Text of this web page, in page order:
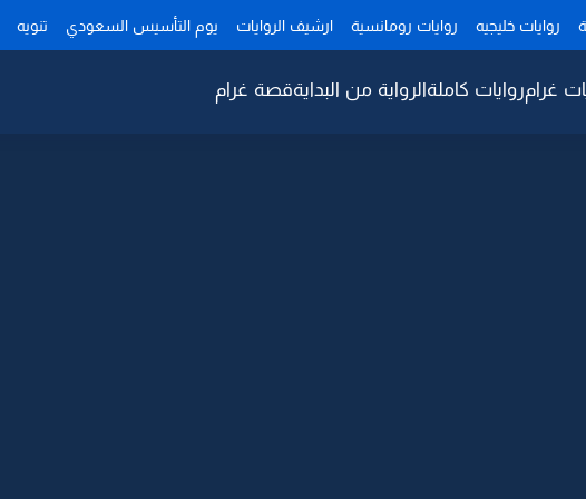
روايات خليجيه روايات رومانسية ارشيف الروايات يوم التأسيس السعودي تنويه
غرامروايات كاملةالرواية من البدايةقصة غرام